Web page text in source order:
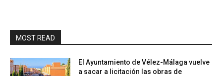
MOST READ
El Ayuntamiento de Vélez-Málaga vuelve
a sacar a licitación las obras de